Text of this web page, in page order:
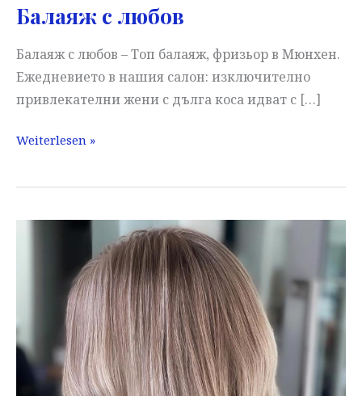
Балаяж с любов
Балаяж с любов – Топ балаяж, фризьор в Мюнхен.
Ежедневието в нашия салон: изключително
привлекателни жени с дълга коса идват с […]
Балаяж
любов
Weiterlesen »